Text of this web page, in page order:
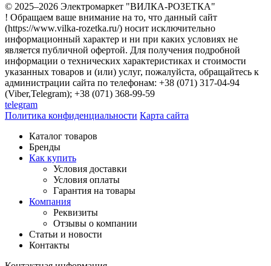
© 2025–2026 Электромаркет "ВИЛКА-РОЗЕТКА"
! Обращаем ваше внимание на то, что данный сайт
(https://www.vilka-rozetka.ru/) носит исключительно
информационный характер и ни при каких условиях не
является публичной офертой. Для получения подробной
информации о технических характеристиках и стоимости
указанных товаров и (или) услуг, пожалуйста, обращайтесь к
администрации сайта по телефонам: +38 (071) 317-04-94
(Viber,Telegram); +38 (071) 368-99-59
telegram
Политика конфиденциальности Карта сайта
Каталог товаров
Бренды
Как купить
Условия доставки
Условия оплаты
Гарантия на товары
Компания
Реквизиты
Отзывы о компании
Статьи и новости
Контакты